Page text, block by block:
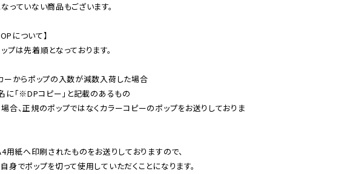
っていない商品もございます。
について】
プは先着順となっております。
ーからポップの入数が減数入荷した場合
に「※DPコピー」と記載のあるもの
合、正規のポップではなくカラーコピーのポップをお送りしておりま
用紙へ印刷されたものをお送りしておりますので、
身でポップを切って使用していただくことになります。